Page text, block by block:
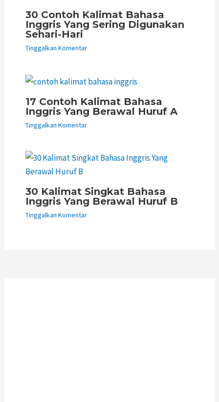
30 Contoh Kalimat Bahasa
Inggris Yang Sering Digunakan
Sehari-Hari
Tinggalkan Komentar
17 Contoh Kalimat Bahasa
Inggris Yang Berawal Huruf A
Tinggalkan Komentar
30 Kalimat Singkat Bahasa
Inggris Yang Berawal Huruf B
Tinggalkan Komentar